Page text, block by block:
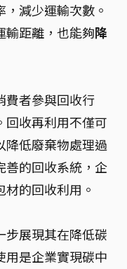
減少運輸次數。
輸距離，也能夠降
費者參與回收行
回收再利用不僅可
降低廢棄物處理過
善的回收系統，企
的回收利用。
步展現其在降低碳
用是企業實現碳中